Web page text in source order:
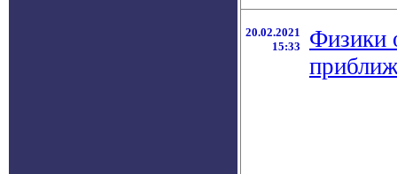
20.02.2021
15:33
Физики